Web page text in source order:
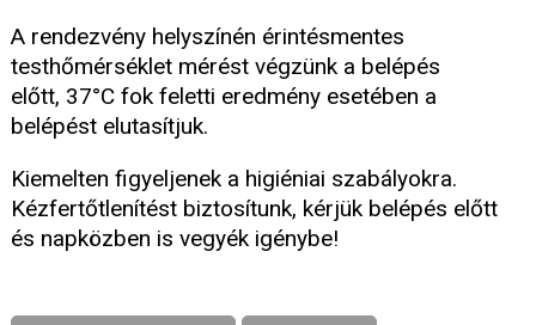
A rendezvény helyszínén érintésmentes
testhőmérséklet mérést végzünk a belépés
előtt, 37°C fok feletti eredmény esetében a
belépést elutasítjuk.
Kiemelten figyeljenek a higiéniai szabályokra.
Kézfertőtlenítést biztosítunk, kérjük belépés előtt
és napközben is vegyék igénybe!